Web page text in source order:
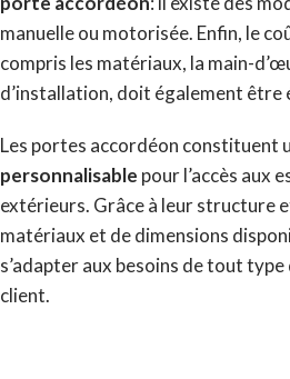
manuelle ou motorisée. Enfin, le
compris les matériaux, la main-
d’installation, doit également être
Les portes accordéon constituent
personnalisable pour l’accès aux
extérieurs. Grâce à leur structure
matériaux et de dimensions
s’adapter aux besoins de tout
client.